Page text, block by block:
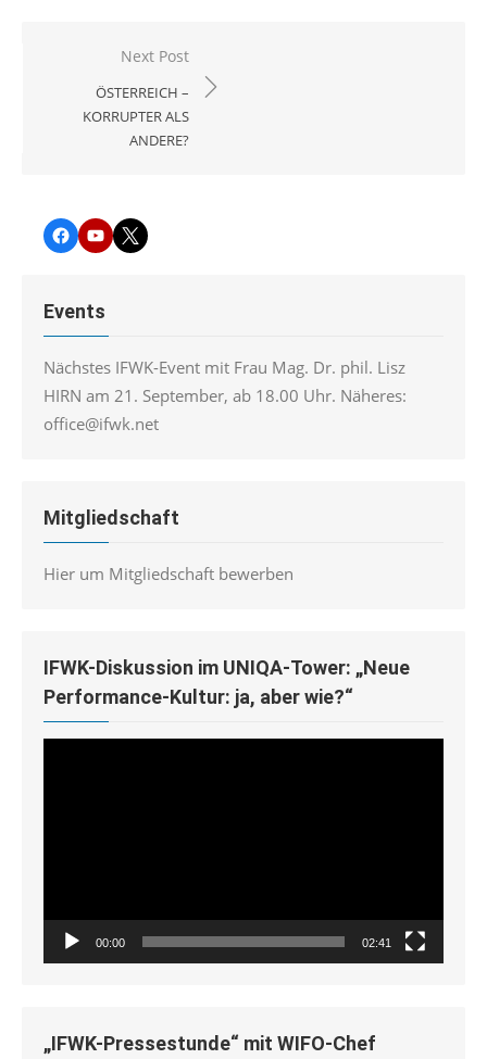
Beitragsnavigation
Next Post
ÖSTERREICH –
KORRUPTER ALS
ANDERE?
Facebook
YouTubeTwitter
Events
Nächstes IFWK-Event mit Frau Mag. Dr. phil. Lisz
HIRN am 21. September, ab 18.00 Uhr. Näheres:
office@ifwk.net
Mitgliedschaft
Hier um Mitgliedschaft bewerben
IFWK-Diskussion im UNIQA-Tower: „Neue
Performance-Kultur: ja, aber wie?“
00:00 02:41
„IFWK-Pressestunde“ mit WIFO-Chef